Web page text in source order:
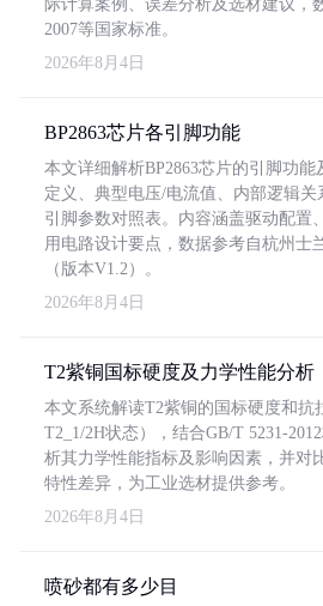
际计算案例、误差分析及选材建议，
2007等国家标准。
2026年8月4日
BP2863芯片各引脚功能
本文详细解析BP2863芯片的引脚功
定义、典型电压/电流值、内部逻辑
引脚参数对照表。内容涵盖驱动配置
用电路设计要点，数据参考自杭州士
（版本V1.2）。
2026年8月4日
T2紫铜国标硬度及力学性能分析
本文系统解读T2紫铜的国标硬度和抗
T2_1/2H状态），结合GB/T 5231-
析其力学性能指标及影响因素，并对
特性差异，为工业选材提供参考。
2026年8月4日
喷砂都有多少目